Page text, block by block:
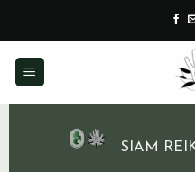
content
SIAM